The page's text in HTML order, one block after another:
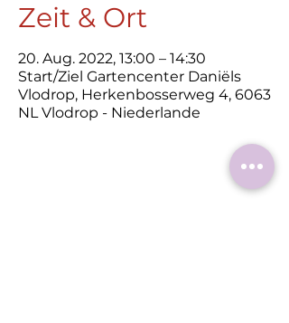
Zeit & Ort
20. Aug. 2022, 13:00 – 14:30
Start/Ziel Gartencenter Daniëls
Vlodrop, Herkenbosserweg 4, 6063
NL Vlodrop - Niederlande